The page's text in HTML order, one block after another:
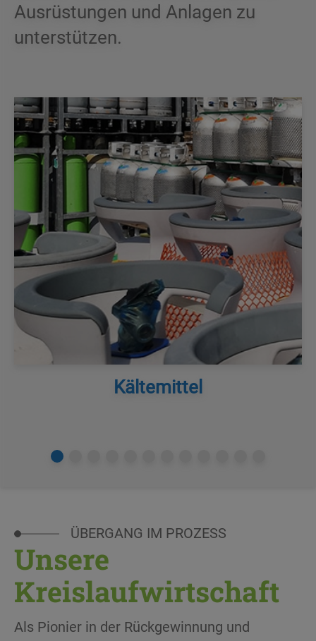
Ausrüstungen und Anlagen zu
unterstützen.
Kältemittel
ÜBERGANG IM PROZESS
Unsere
Kreislaufwirtschaft
Als Pionier in der Rückgewinnung und